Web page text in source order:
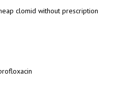
clomid without prescription